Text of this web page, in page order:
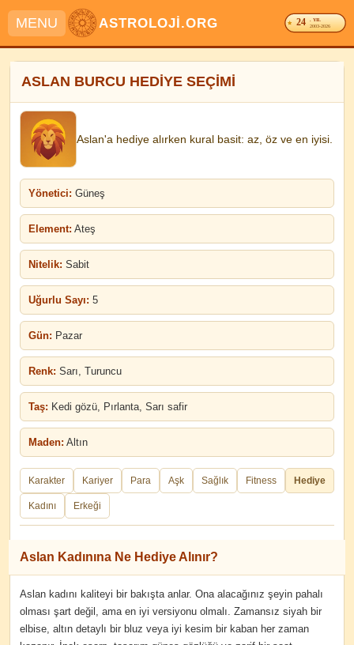
MENU ASTROLOJİ.ORG 24 . YIL
2003-2026
ASLAN BURCU HEDİYE SEÇİMİ
Aslan'a hediye alırken kural basit: az, öz ve en iyisi.
Yönetici: Güneş
Element: Ateş
Nitelik: Sabit
Uğurlu Sayı: 5
Gün: Pazar
Renk: Sarı, Turuncu
Taş: Kedi gözü, Pırlanta, Sarı safir
Maden: Altın
Karakter Kariyer Para Aşk Sağlık Fitness Hediye
Kadını Erkeği
Aslan Kadınına Ne Hediye Alınır?
Aslan kadını kaliteyi bir bakışta anlar. Ona alacağınız şeyin pahalı
olması şart değil, ama en iyi versiyonu olmalı. Zamansız siyah bir
elbise, altın detaylı bir bluz veya iyi kesim bir kaban her zaman